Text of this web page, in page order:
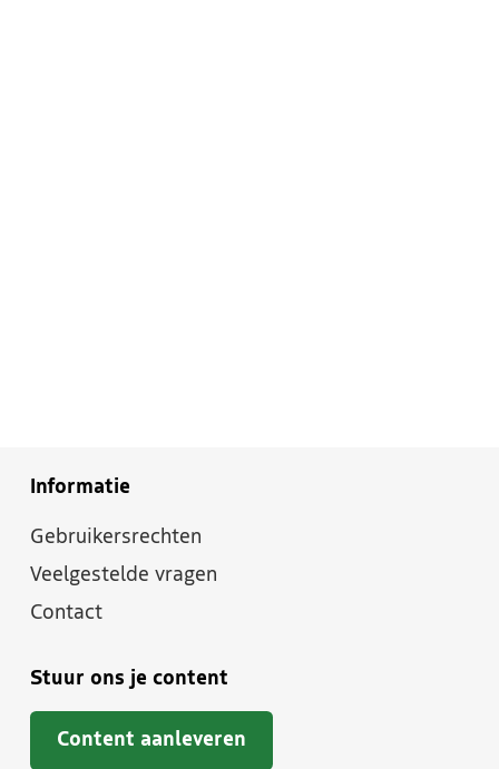
Informatie
Gebruikersrechten
Veelgestelde vragen
Contact
Stuur ons je content
Content aanleveren